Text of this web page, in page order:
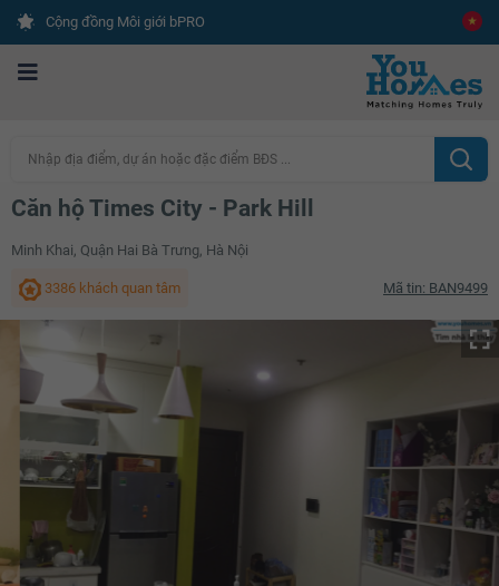
Cộng đồng Môi giới bPRO
Nhập địa điểm, dự án hoặc đặc điểm BĐS ...
Căn hộ Times City - Park Hill
Minh Khai, Quận Hai Bà Trưng, Hà Nội
3386 khách quan tâm Mã tin: BAN9499